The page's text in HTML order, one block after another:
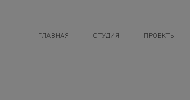
ГЛАВНАЯ СТУДИЯ ПРОЕКТЫ